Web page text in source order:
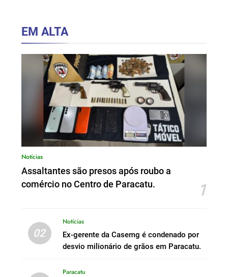
EM ALTA
Notícias
Assaltantes são presos após roubo a
comércio no Centro de Paracatu.
1
02
Notícias
Ex-gerente da Casemg é condenado por
desvio milionário de grãos em Paracatu.
Paracatu